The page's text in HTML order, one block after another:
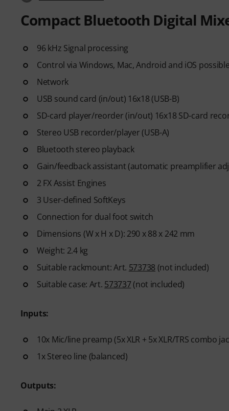
Compact Bluetooth Digital
96 kHz Signal processing
Control via Windows, Mac, Android and iOS
Network
USB sound card (in/out) 16x18 (USB-B)
SD-card player/reorder (in/out) 16x18 SD-card
Stereo USB recorder/player (USB-A)
Bluetooth stereo playback
Gain/feedback assistant (automatic preamplifier
2 FX Assist Engines
3 User-defined SoftKeys
Connection for dual foot switch
Dimensions (W x H x D): 290 x 88 x 242 mm
Weight: 2.4 kg
Suitable rackmount: Art. 573738 (not included)
Suitable case: Art. 573737 (not included)
Inputs:
10x Mic/line preamp (5x XLR + 5x XLR/TRS combo
1x Stereo line (balanced)
Outputs: